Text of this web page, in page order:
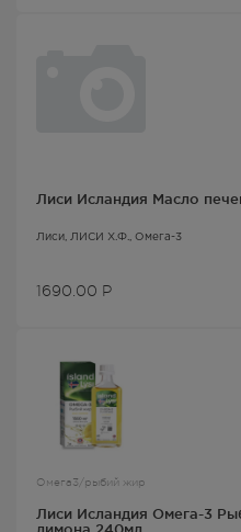
Лиси Исландия Масло
Лиси , ЛИСИ Х.Ф., Омега-3
1690.00 Р
Омега3/рыбий жир
Лиси Исландия Омега-3
лимона 240мл